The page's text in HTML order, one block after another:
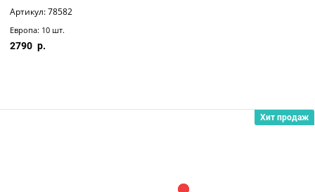
Артикул: 78582
Европа: 10 шт.
2790
Хит продаж